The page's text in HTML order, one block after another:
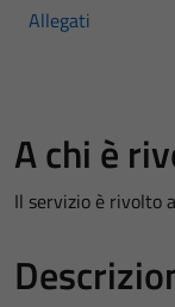
Allegati
A chi è
Il servizio è rivolto